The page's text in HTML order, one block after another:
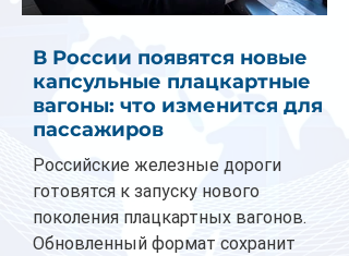
В России появятся новые
капсульные плацкартные
вагоны: что изменится для
пассажиров
Российские железные дороги
готовятся к запуску нового
поколения плацкартных вагонов.
Обновленный формат сохранит